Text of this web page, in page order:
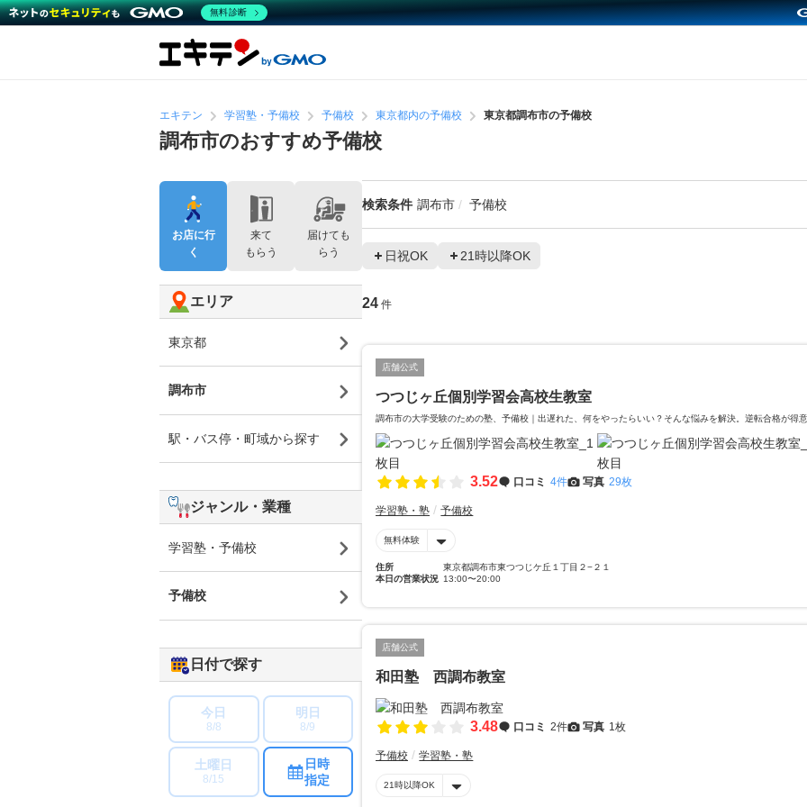
エキテン 学習塾・予備校 予備校 東京都内の予備校 東京都調布市の予備校
調布市のおすすめ予備校
検索条件 調布市 予備校
日祝OK 21時以降OK
24 件
店舗公式
つつじヶ丘個別学習会高校生教室
調布市の大学受験のための塾、予備校｜出遅れた、何をやったらいい？そんな悩みを解決。逆転合格が得
3.52 口コミ 4件 写真 29枚
学習塾・塾 予備校
無料体験
住所
東京都調布市東つつじケ丘１丁目２−２１
本日の営業状況 13:00〜20:00
店舗公式
和田塾 西調布教室
3.48 口コミ 2件 写真 1枚
予備校 学習塾・塾
21時以降OK
お店に行
く
来て
もらう
届けても
らう
エリア
東京都
調布市
駅・バス停・町域から探す
ジャンル・業種
学習塾・予備校
予備校
日付で探す
今日
8/8
明日
8/9
土曜日
8/15
日時
指定
無料診断